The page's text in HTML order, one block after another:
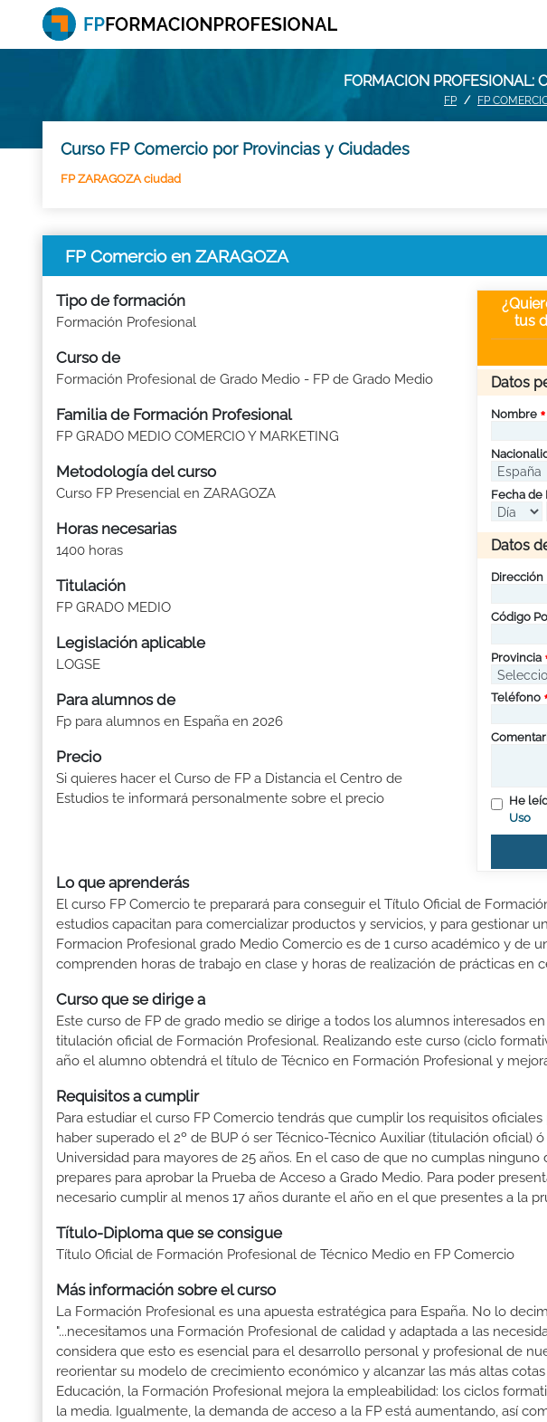
FORMACION PROFESIONAL:
FP FP
Curso FP Comercio por Provincias y Ciudades
FP ZARAGOZA ciudad
FP Comercio en ZARAGOZA
Tipo de formación
Formación Profesional
Curso de
Formación Profesional de Grado Medio - FP de Grado Medio
Familia de Formación Profesional
FP GRADO MEDIO COMERCIO Y MARKETING
Metodología del curso
Curso FP Presencial en ZARAGOZA
Horas necesarias
1400 horas
Titulación
FP GRADO MEDIO
Legislación aplicable
LOGSE
Para alumnos de
Fp para alumnos en España en 2026
Precio
Si quieres hacer el Curso de FP a Distancia el Centro de
Estudios te informará personalmente sobre el precio
tus
Datos
Nombre
Fecha de
Datos
Dirección
Código
Provincia
Teléfono
He
Uso
Lo que aprenderás
El curso FP Comercio te preparará para conseguir el Título Oficial de
estudios capacitan para comercializar productos y servicios, y para gestionar
Formacion Profesional grado Medio Comercio es de 1 curso académico y de
comprenden horas de trabajo en clase y horas de realización de prácticas en
Curso que se dirige a
Este curso de FP de grado medio se dirige a todos los alumnos interesados
titulación oficial de Formación Profesional. Realizando este curso (ciclo
año el alumno obtendrá el título de Técnico en Formación Profesional y
Requisitos a cumplir
Para estudiar el curso FP Comercio tendrás que cumplir los requisitos
haber superado el 2º de BUP ó ser Técnico-Técnico Auxiliar (titulación oficial)
Universidad para mayores de 25 años. En el caso de que no cumplas
prepares para aprobar la Prueba de Acceso a Grado Medio. Para poder
necesario cumplir al menos 17 años durante el año en el que presentes a la
Título-Diploma que se consigue
Título Oficial de Formación Profesional de Técnico Medio en FP Comercio
Más información sobre el curso
La Formación Profesional es una apuesta estratégica para España. No lo
"...necesitamos una Formación Profesional de calidad y adaptada a las
considera que esto es esencial para el desarrollo personal y profesional de
reorientar su modelo de crecimiento económico y alcanzar las más altas
Educación, la Formación Profesional mejora la empleabilidad: los ciclos
la media. Igualmente, la demanda de acceso a la FP está aumentando, así